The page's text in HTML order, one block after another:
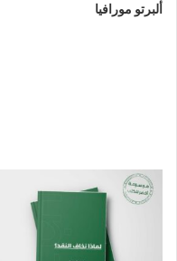
ألبرتو مورافيا